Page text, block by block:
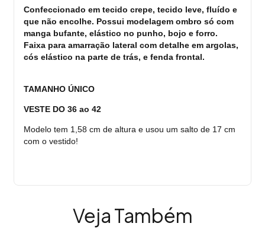
Confeccionado em tecido crepe, tecido leve, fluído e
que não encolhe. Possui modelagem ombro só com
manga bufante, elástico no punho, bojo e forro.
Faixa para amarração lateral com detalhe em argolas,
cós elástico na parte de trás, e fenda frontal.
TAMANHO ÚNICO
VESTE DO 36 ao 42
Modelo tem 1,58 cm de altura e usou um salto de 17 cm
com o vestido!
Veja Também